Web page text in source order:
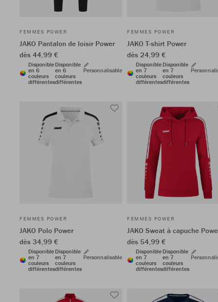
FEMMES POWER
JAKO Pantalon de loisir Power
dès 44,99 €
Disponible
en 6
couleurs
différentes
Disponible
en 6
couleurs
différentes
Personnalisable
FEMMES POWER
JAKO T-shirt Power
dès 24,99 €
Disponible
en 7
couleurs
différentes
Disponible
en 7
couleurs
différentes
FEMMES POWER
JAKO Polo Power
dès 34,99 €
Disponible
en 7
couleurs
différentes
Disponible
en 7
couleurs
différentes
Personnalisable
FEMMES POWER
JAKO Sweat à capuche
dès 54,99 €
Disponible
en 7
couleurs
différentes
Disponible
en 7
couleurs
différentes